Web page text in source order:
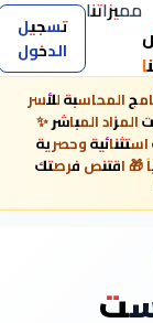
مميزاتنا
تسجيل
الدخول
المحاسبة للأسر
المباشر ✨
وحصرية
🎁 اقتنص فرصتك